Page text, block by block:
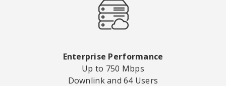
Enterprise Performance
Up to 750 Mbps
Downlink and 64 Users